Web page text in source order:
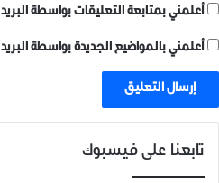
أعلمني بمتابعة التعليقات بواسطة البريد
أعلمني بالمواضيع الجديدة بواسطة البريد
تابعنا على فيسبوك